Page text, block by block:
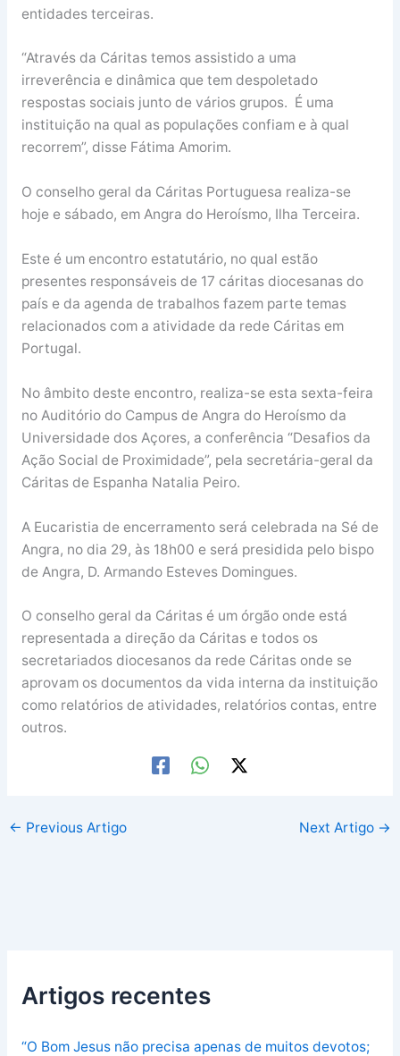
entidades terceiras.
“Através da Cáritas temos assistido a uma
irreverência e dinâmica que tem despoletado
respostas sociais junto de vários grupos. É uma
instituição na qual as populações confiam e à qual
recorrem”, disse Fátima Amorim.
O conselho geral da Cáritas Portuguesa realiza-se
hoje e sábado, em Angra do Heroísmo, Ilha Terceira.
Este é um encontro estatutário, no qual estão
presentes responsáveis de 17 cáritas diocesanas do
país e da agenda de trabalhos fazem parte temas
relacionados com a atividade da rede Cáritas em
Portugal.
No âmbito deste encontro, realiza-se esta sexta-feira
no Auditório do Campus de Angra do Heroísmo da
Universidade dos Açores, a conferência “Desafios da
Ação Social de Proximidade”, pela secretária-geral da
Cáritas de Espanha Natalia Peiro.
A Eucaristia de encerramento será celebrada na Sé de
Angra, no dia 29, às 18h00 e será presidida pelo bispo
de Angra, D. Armando Esteves Domingues.
O conselho geral da Cáritas é um órgão onde está
representada a direção da Cáritas e todos os
secretariados diocesanos da rede Cáritas onde se
aprovam os documentos da vida interna da instituição
como relatórios de atividades, relatórios contas, entre
outros.
← Previous Artigo Next Artigo →
Artigos recentes
“O Bom Jesus não precisa apenas de muitos devotos;